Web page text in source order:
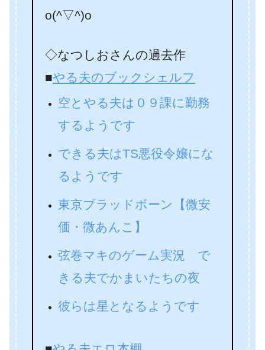
o(^▽^)o
◇なつしおさんの過去作
■やる夫のブックシェルフ
空とやる夫は０９課に勤務
するようです
できる夫はTS悪役令嬢にな
るようです
東京ブラッドボーン【微安
価・微あんこ】
弦巻マキのゲーム実況 で
きる夫でかまいたちの夜
彼らは星となるようです